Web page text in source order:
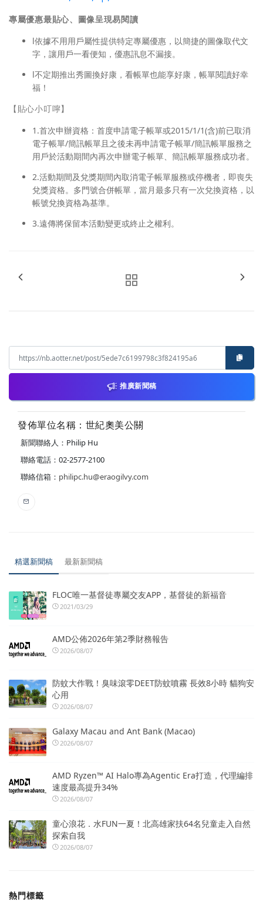
專屬優惠最貼心、圖像呈現易閱讀
l依據不用用戶屬性提供特定專屬優惠，以簡捷的圖像取代文
字，讓用戶一看便知，優惠訊息不漏接。
l不定期推出秀圖換好康，看帳單也能享好康，帳單閱讀好幸
福！
【貼心小叮嚀】
1.首次申辦資格：首度申請電子帳單或2015/1/1(含)前已取消
電子帳單/簡訊帳單且之後未再申請電子帳單/簡訊帳單服務之
用戶於活動期間內再次申辦電子帳單、簡訊帳單服務成功者。
2.活動期間及兌獎期間內取消電子帳單服務或停機者，即喪失
兌獎資格。多門號合併帳單，當月最多只有一次兌換資格，以
帳號兌換資格為基準。
3.遠傳將保留本活動變更或終止之權利。
推廣新聞稿
發佈單位名稱：世紀奧美公關
新聞聯絡人：Philip Hu
聯絡電話：02-2577-2100
聯絡信箱： philipc.hu@eraogilvy.com
精選新聞稿 最新新聞稿
FLOC唯一基督徒專屬交友APP，基督徒的新福音
2021/03/29
AMD公佈2026年第2季財務報告
2026/08/07
防蚊大作戰！臭味滾零DEET防蚊噴霧 長效8小時 貓狗安
心用
2026/08/07
Galaxy Macau and Ant Bank (Macao)
2026/08/07
AMD Ryzen™ AI Halo專為Agentic Era打造，代理編排
速度最高提升34%
2026/08/07
童心浪花．水FUN一夏！北高雄家扶64名兒童走入自然
探索自我
2026/08/07
熱門標籤